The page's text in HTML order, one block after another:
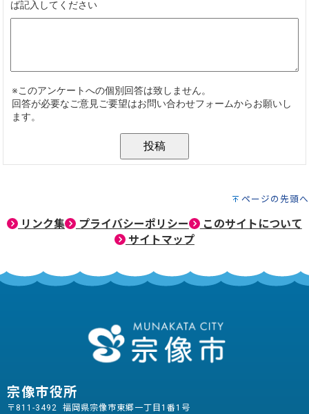
ページの先頭へ
リンク集 プライバシーポリシー
このサイトについて
サイトマップ
宗像市役所
〒811-3492 福岡県宗像市東郷一丁目1番1号